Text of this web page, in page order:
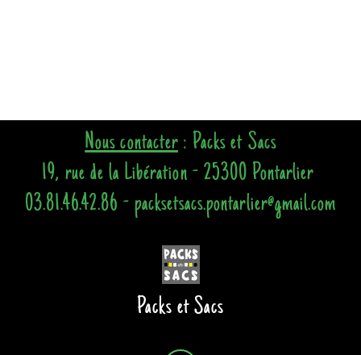
Nous contacter: Packs et Sacs
19, rue de la Libération - 25300 Pontarlier
03.81.46.42.86 - packsetsacs.pontarlier@gmail.com
Packs et Sacs